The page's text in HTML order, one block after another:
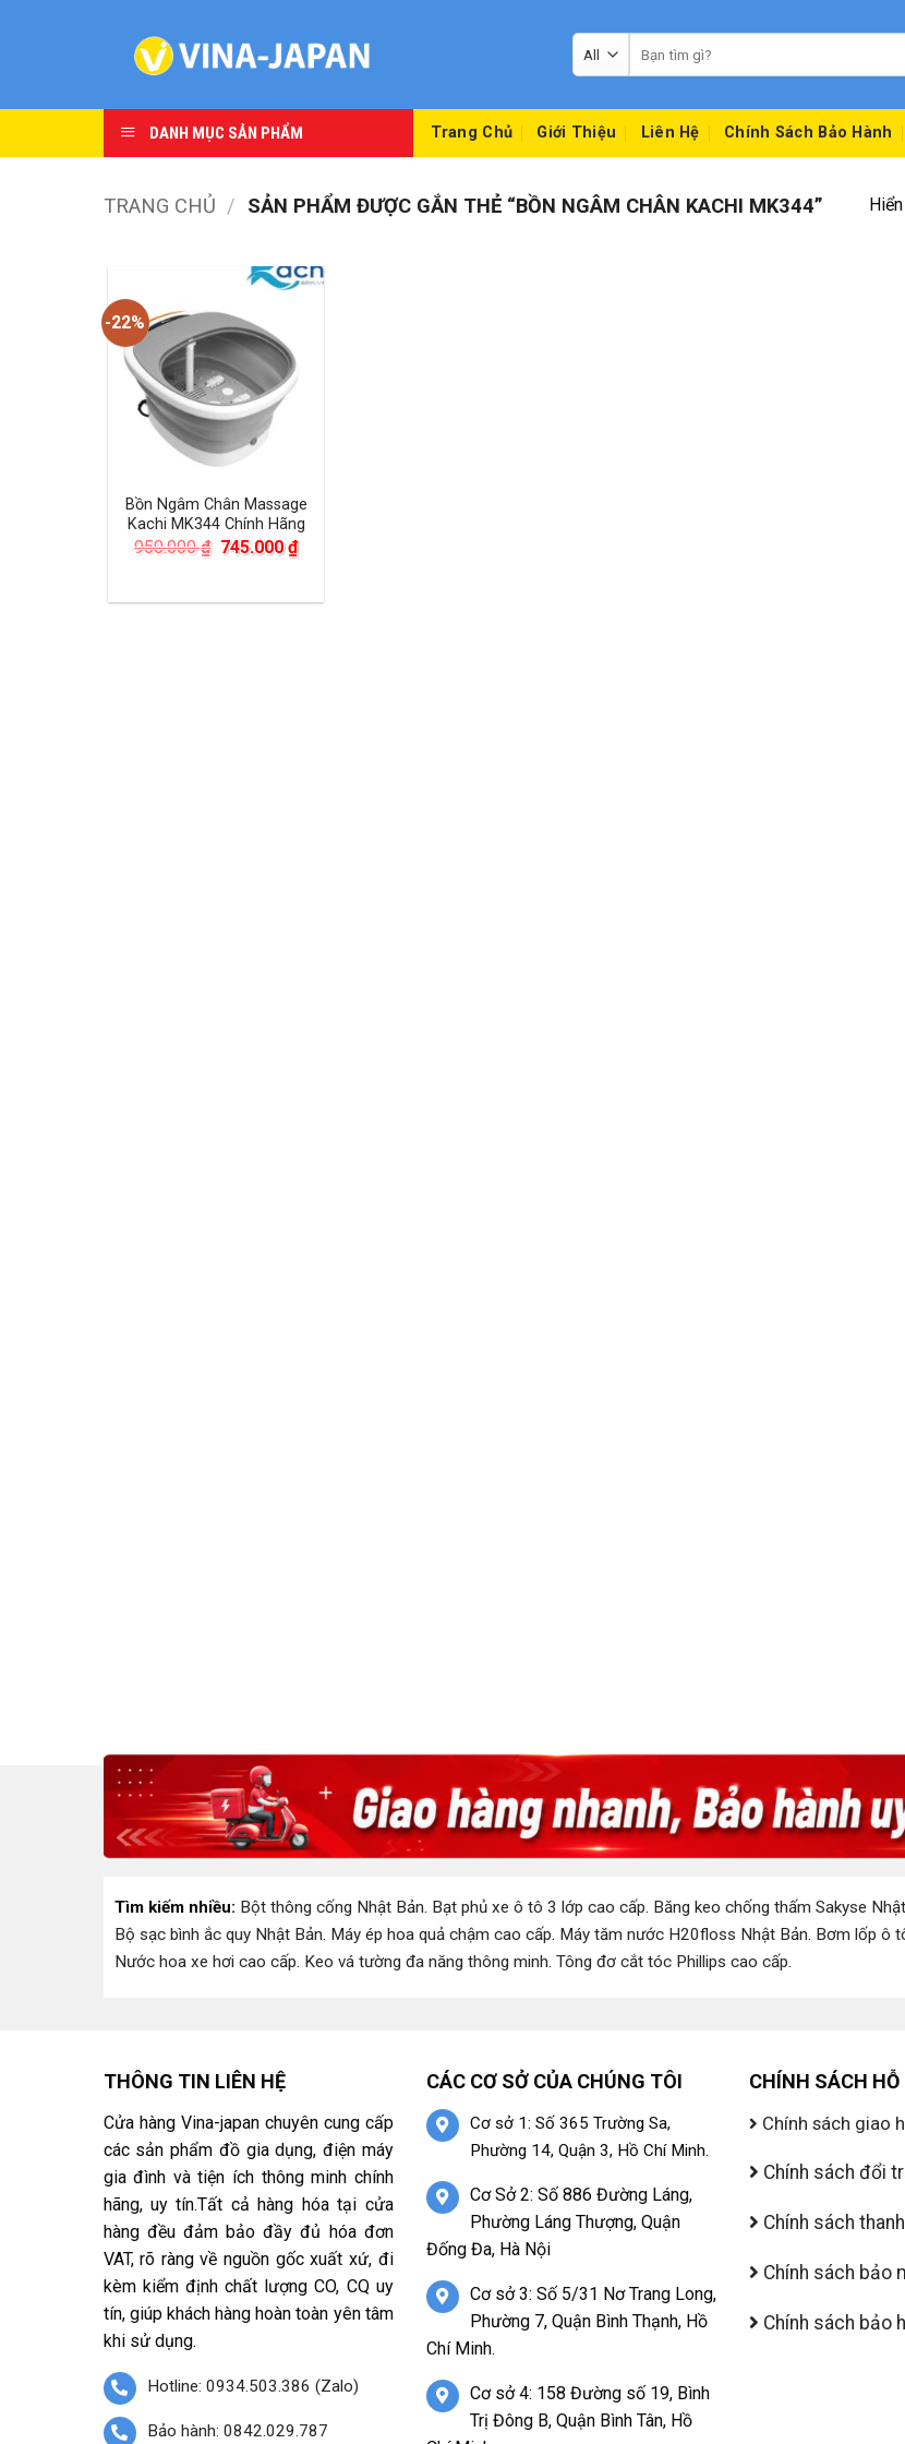
kiếm:
DANH MỤC SẢN PHẨM Trang Chủ Giới Thiệu Liên Hệ Chính Sách Bảo Hành
TRANG CHỦ / SẢN PHẨM ĐƯỢC GẮN THẺ “BỒN NGÂM CHÂN KACHI MK344”
-22%
Bồn Ngâm Chân Massage
Kachi MK344 Chính Hãng
950.000₫ Giá
950.000 ₫.
745.000₫Giá
hiện
là:
Tìm kiếm nhiều: Bột thông cống Nhật Bản. Bạt phủ xe ô tô 3 lớp cao cấp. Băng keo chống thấm Sakyse
Bộ sạc bình ắc quy Nhật Bản. Máy ép hoa quả chậm cao cấp. Máy tăm nước H20floss Nhật Bản. Bơm lốp ô
Nước hoa xe hơi cao cấp. Keo vá tường đa năng thông minh. Tông đơ cắt tóc Phillips cao cấp.
THÔNG TIN LIÊN HỆ
Cửa hàng Vina-japan chuyên cung cấp
các sản phẩm đồ gia dụng, điện máy
gia đình và tiện ích thông minh chính
hãng, uy tín.Tất cả hàng hóa tại cửa
hàng đều đảm bảo đầy đủ hóa đơn
VAT, rõ ràng về nguồn gốc xuất xứ, đi
kèm kiểm định chất lượng CO, CQ uy
tín, giúp khách hàng hoàn toàn yên tâm
khi sử dụng.
Hotline: 0934.503.386 (Zalo)
Bảo hành: 0842.029.787
CÁC CƠ SỞ CỦA CHÚNG TÔI
Cơ sở 1: Số 365 Trường Sa,
Phường 14, Quận 3, Hồ Chí Minh.
Cơ Sở 2: Số 886 Đường Láng,
Phường Láng Thượng, Quận
Đống Đa, Hà Nội
Cơ sở 3: Số 5/31 Nơ Trang Long,
Phường 7, Quận Bình Thạnh, Hồ
Chí Minh.
Cơ sở 4: 158 Đường số 19, Bình
Trị Đông B, Quận Bình Tân, Hồ
CHÍNH SÁCH HỖ
Chính sách giao
Chính sách đổi
Chính sách
Chính sách bảo
Chính sách bảo